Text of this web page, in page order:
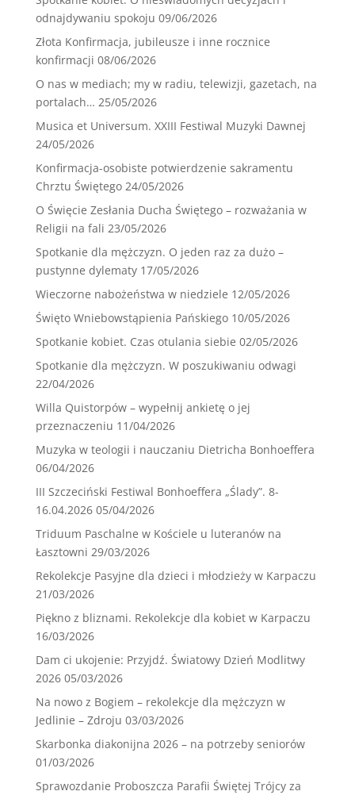
odnajdywaniu spokoju 09/06/2026
Złota Konfirmacja, jubileusze i inne rocznice
konfirmacji 08/06/2026
O nas w mediach; my w radiu, telewizji, gazetach, na
portalach… 25/05/2026
Musica et Universum. XXIII Festiwal Muzyki Dawnej
24/05/2026
Konfirmacja-osobiste potwierdzenie sakramentu
Chrztu Świętego 24/05/2026
O Święcie Zesłania Ducha Świętego – rozważania w
Religii na fali 23/05/2026
Spotkanie dla mężczyzn. O jeden raz za dużo –
pustynne dylematy 17/05/2026
Wieczorne nabożeństwa w niedziele 12/05/2026
Święto Wniebowstąpienia Pańskiego 10/05/2026
Spotkanie kobiet. Czas otulania siebie 02/05/2026
Spotkanie dla mężczyzn. W poszukiwaniu odwagi
22/04/2026
Willa Quistorpów – wypełnij ankietę o jej
przeznaczeniu 11/04/2026
Muzyka w teologii i nauczaniu Dietricha Bonhoeffera
06/04/2026
III Szczeciński Festiwal Bonhoeffera „Ślady”. 8-
16.04.2026 05/04/2026
Triduum Paschalne w Kościele u luteranów na
Łasztowni 29/03/2026
Rekolekcje Pasyjne dla dzieci i młodzieży w Karpaczu
21/03/2026
Piękno z bliznami. Rekolekcje dla kobiet w Karpaczu
16/03/2026
Dam ci ukojenie: Przyjdź. Światowy Dzień Modlitwy
2026 05/03/2026
Na nowo z Bogiem – rekolekcje dla mężczyzn w
Jedlinie – Zdroju 03/03/2026
Skarbonka diakonijna 2026 – na potrzeby seniorów
01/03/2026
Sprawozdanie Proboszcza Parafii Świętej Trójcy za